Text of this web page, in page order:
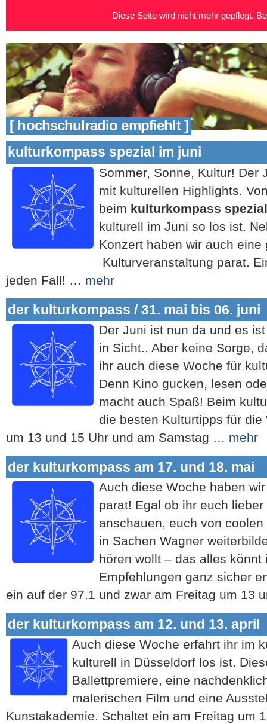
[ hochschulradio empfiehlt ]
kulturkompass spezial im juni
Sommer, Sonne, Kultur! Der
mit kulturellen Highlights.
beim kulturkompass spezial
kulturell im Juni so los ist.
Konzert haben wir auch
Kulturveranstaltung parat.
jeden Fall! … mehr
der kulturkompass / 31. mai bis 06. juni
Der Juni ist nun da und es
in Sicht.. Aber keine Sorge,
ihr auch diese Woche für
Denn Kino gucken, lesen
macht auch Spaß! Beim
die besten Kulturtipps für
um 13 und 15 Uhr und am Samstag … mehr
der kulturkompass am 17. und 18. mai
Auch diese Woche haben
parat! Egal ob ihr euch
anschauen, euch von
in Sachen Wagner
hören wollt – das alles könnt
Empfehlungen ganz sicher
ein auf der 97.1 und zwar am Freitag um 13
der kulturkompass am 12. und 13. april
Auch diese Woche erfahrt ihr im
kulturell in Düsseldorf los ist.
Ballettpremiere, eine
malerischen Film und eine
Kunstakademie. Schaltet ein am Freitag um
Diese Seite wird nicht mehr gepflegt.